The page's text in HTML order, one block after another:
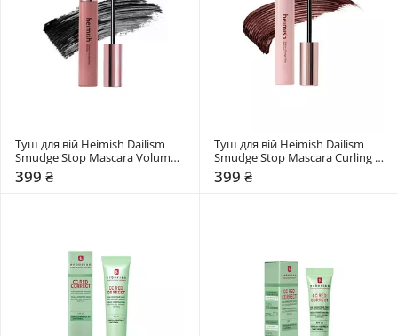
Туш для вій Heimish Dailism
Smudge Stop Mascara Volume
New
399 ₴
Туш для вій Heimish Dailism
Smudge Stop Mascara Curling
New
399 ₴